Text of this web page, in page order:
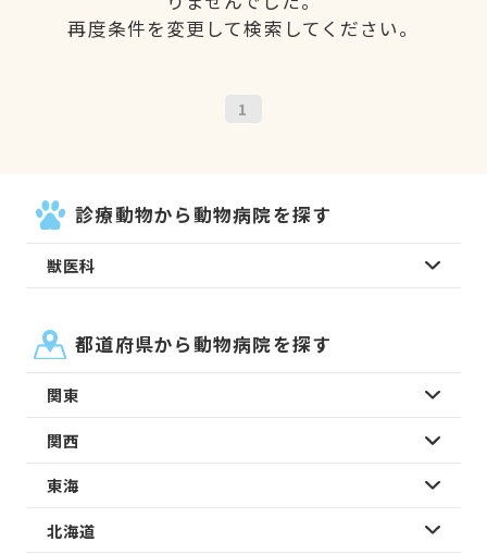
再度条件を変更して検索してください。
1
診療動物から動物病院を探す
獣医科
都道府県から動物病院を探す
関東
関西
東海
北海道